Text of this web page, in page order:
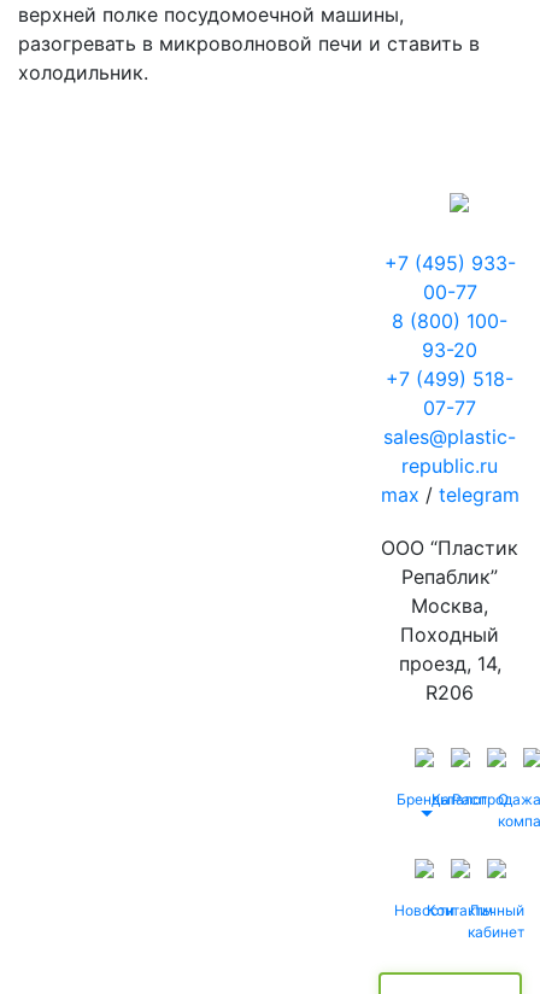
верхней полке посудомоечной машины,
разогревать в микроволновой печи и ставить в
холодильник.
+7 (495) 933-
00-77
8 (800) 100-
93-20
+7 (499) 518-
07-77
sales@plastic-
republic.ru
max / telegram
ООО “Пластик
Репаблик”
Москва,
Походный
проезд, 14,
R206
БрендыКаталог
Распродажа
О
НовостиКонтактыЛичный
кабинет